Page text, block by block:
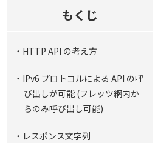
もくじ
・HTTP API の考え方
・IPv6 プロトコルによる API の呼
び出しが可能 (フレッツ網内か
らのみ呼び出し可能)
・レスポンス文字列